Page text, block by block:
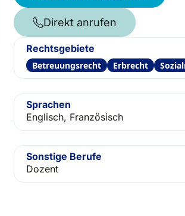
Direkt anrufen
Rechtsgebiete
Betreuungsrecht Erbrecht
Sprachen
Englisch, Französisch
Sonstige Berufe
Dozent